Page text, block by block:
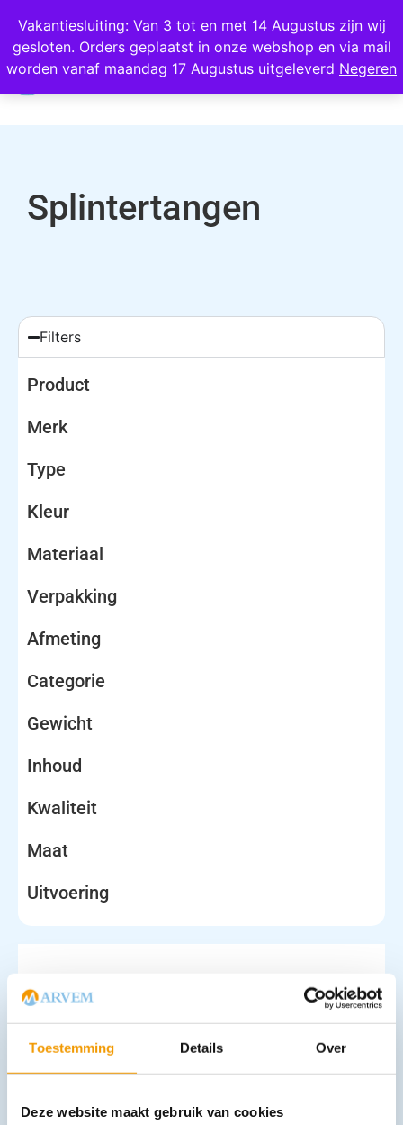
Toestemming Details Over
Deze website maakt gebruik van cookies
Vakantiesluiting: Van 3 tot en met 14 Augustus zijn wij
gesloten. Orders geplaatst in onze webshop en via mail
worden vanaf maandag 17 Augustus uitgeleverd Negeren
Wij scoren een 4,8 op Google
0
Splintertangen
Filters
Product
Merk
Type
Kleur
Materiaal
Verpakking
Afmeting
Categorie
Gewicht
Inhoud
Kwaliteit
Maat
Uitvoering
€11,29 incl. btw